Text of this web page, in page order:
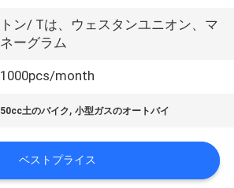
トン/ Tは、ウェスタンユニオン、マ
ネーグラム
1000pcs/month
50cc土のバイク,小型ガスのオートバイ
ベストプライス